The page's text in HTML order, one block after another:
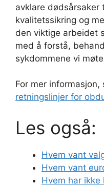
avklare dødsårsaker
kvalitetssikring og
den viktige arbeidet
med å forstå,
sykdommene vi
For mer informasjon,
retningslinjer for
Les også:
Hvem vant
Hvem vant
Hvem har ikke